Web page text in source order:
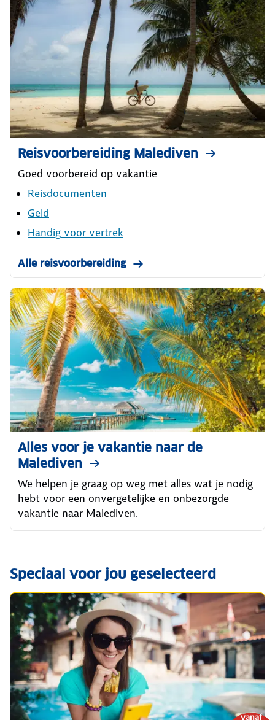
Reisvoorbereiding Malediven
Goed voorbereid op vakantie
Reisdocumenten
Geld
Handig voor vertrek
Alle reisvoorbereiding
Alles voor je vakantie naar de
Malediven
We helpen je graag op weg met alles wat je nodig
hebt voor een onvergetelijke en onbezorgde
vakantie naar Malediven.
Speciaal voor jou geselecteerd
vanaf